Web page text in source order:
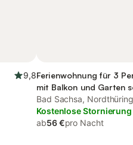
9,8Ferienwohnung für 3
mit Balkon und Garten
Sauna
Bad Sachsa,
(Deutschland)
Kostenlose Stornierung
ab56 €pro Nacht